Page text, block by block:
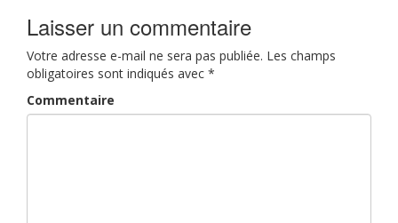
Laisser un commentaire
Votre adresse e-mail ne sera pas publiée. Les champs
obligatoires sont indiqués avec *
Commentaire